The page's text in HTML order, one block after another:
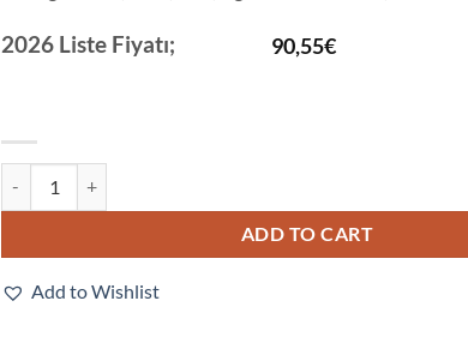
2026 Liste Fiyatı; 90,55€
ADD TO CART
Add to Wishlist